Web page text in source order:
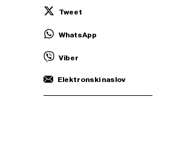
Tweet
WhatsApp
Viber
Elektronski naslov